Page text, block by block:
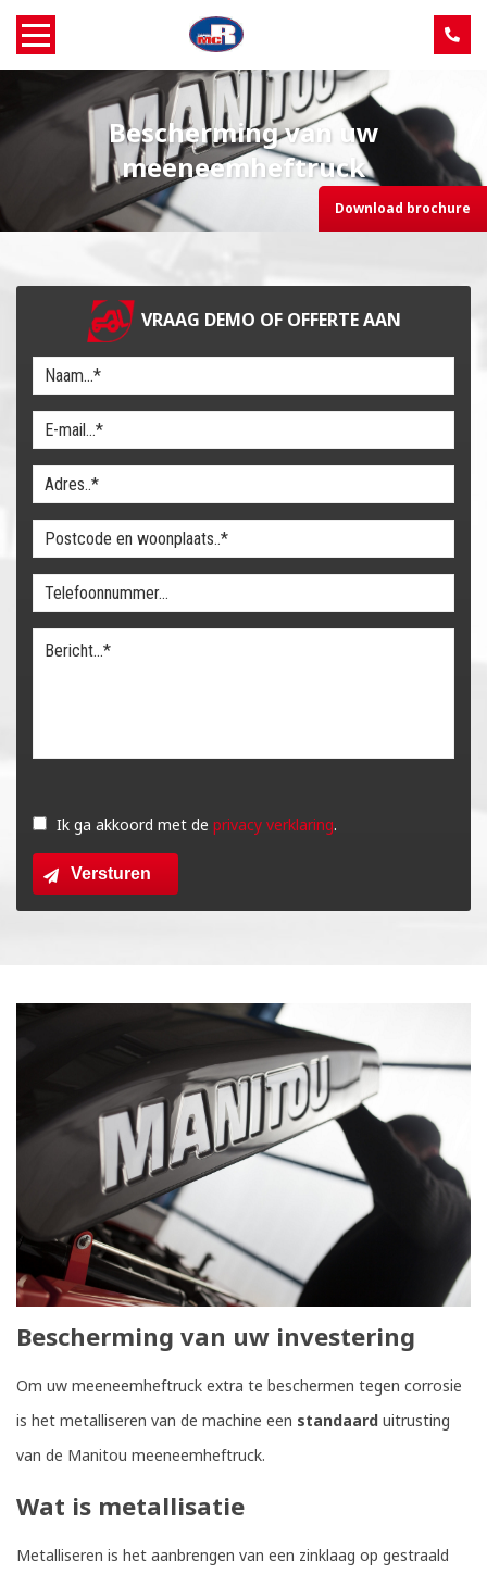
Home
Over MCR
Verkoop
Service
Machine aanbod
Nieuws
Contact
Bescherming van uw
meeneemheftruck
Download brochure
VRAAG DEMO OF OFFERTE AAN
dit
veld
leeg
Ik ga akkoord met de privacy verklaring.
Versturen
Bescherming van uw investering
Om uw meeneemheftruck extra te beschermen tegen corrosie
is het metalliseren van de machine een standaard uitrusting
van de Manitou meeneemheftruck.
Wat is metallisatie
Metalliseren is het aanbrengen van een zinklaag op gestraald